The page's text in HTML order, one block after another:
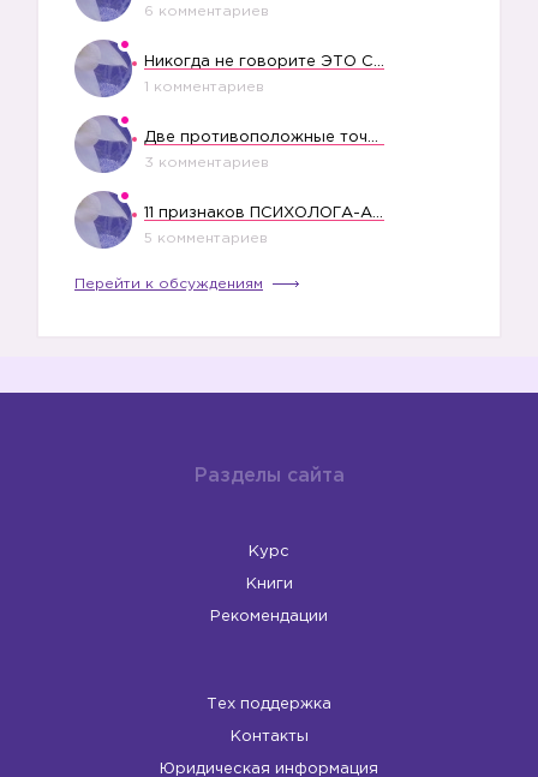
6 комментариев
1 комментариев
3 комментариев
5 комментариев
Перейти к обсуждениям
Разделы сайта
Курс
Книги
Рекомендации
Тех поддержка
Контакты
Юридическая информация